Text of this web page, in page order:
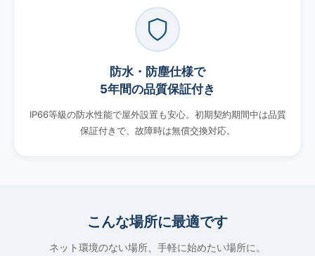
防水・防塵仕様で
5年間の品質保証付き
IP66等級の防水性能で屋外設置も安心。初期契約期間中は品質
保証付きで、故障時は無償交換対応。
こんな場所に最適です
ネット環境のない場所、手軽に始めたい場所に。